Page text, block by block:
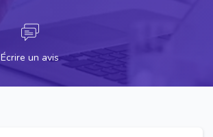
Écrire un avis